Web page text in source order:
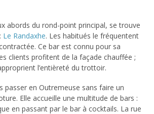
abords du rond-point principal, se trouve
Le Randaxhe. Les habitués le fréquentent
Ce bar est connu pour sa
clients profitent de la façade chauffée ;
l’entièreté du trottoir.
passer en Outremeuse sans faire un
Elle accueille une multitude de bars :
en passant par le bar à cocktails. La rue